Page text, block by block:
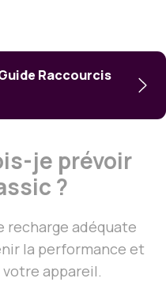
Raccourcis
je prévoir
?
recharge adéquate
la performance et
appareil.